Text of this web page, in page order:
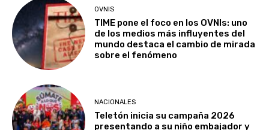
OVNIS
TIME pone el foco en los OVNIs: uno
de los medios más influyentes del
mundo destaca el cambio de mirada
sobre el fenómeno
NACIONALES
Teletón inicia su campaña 2026
presentando a su niño embajador y